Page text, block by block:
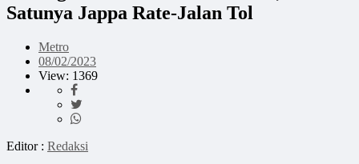
Satunya Jappa Rate-Jalan Tol
Metro
08/02/2023
View: 1369
Editor : Redaksi